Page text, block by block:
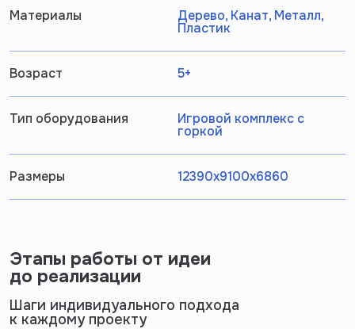
Материалы Дерево, Канат, Металл,
Пластик
Возраст 5+
Тип оборудования Игровой комплекс с
горкой
Размеры 12390х9100х6860
Этапы работы от идеи
до реализации
Шаги индивидуального подхода
к каждому проекту